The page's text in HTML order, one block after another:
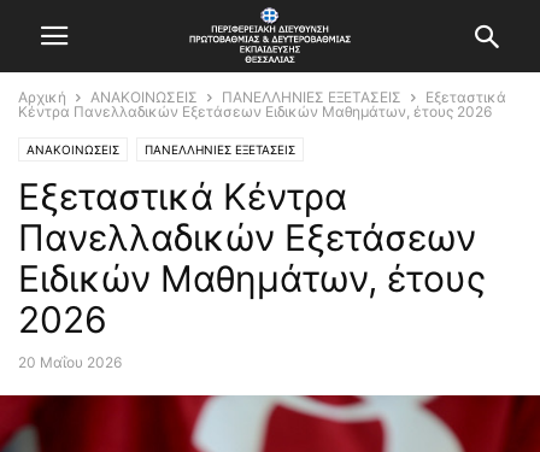
Αρχική ΑΝΑΚΟΙΝΩΣΕΙΣ ΠΑΝΕΛΛΗΝΙΕΣ ΕΞΕΤΑΣΕΙΣ
Εξεταστικά
Κέντρα Πανελλαδικών Εξετάσεων Ειδικών Μαθημάτων, έτους 2026
ΑΝΑΚΟΙΝΩΣΕΙΣ ΠΑΝΕΛΛΗΝΙΕΣ ΕΞΕΤΑΣΕΙΣ
Εξεταστικά Κέντρα
Πανελλαδικών Εξετάσεων
Ειδικών Μαθημάτων, έτους
2026
20 Μαΐου 2026